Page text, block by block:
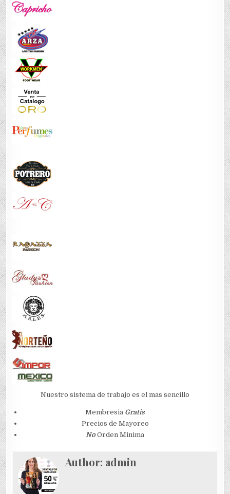
Nuestro sistema de trabajo es el mas sencillo
Membresia Gratis
Precios de Mayoreo
NoOrden Minima
Author: admin